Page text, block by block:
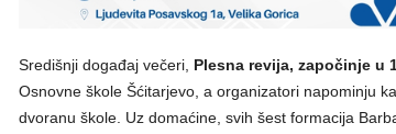
Središnji događaj večeri, Plesna revija, započinje u
Osnovne škole Šćitarjevo, a organizatori napominju
dvoranu škole. Uz domaćine, svih šest formacija